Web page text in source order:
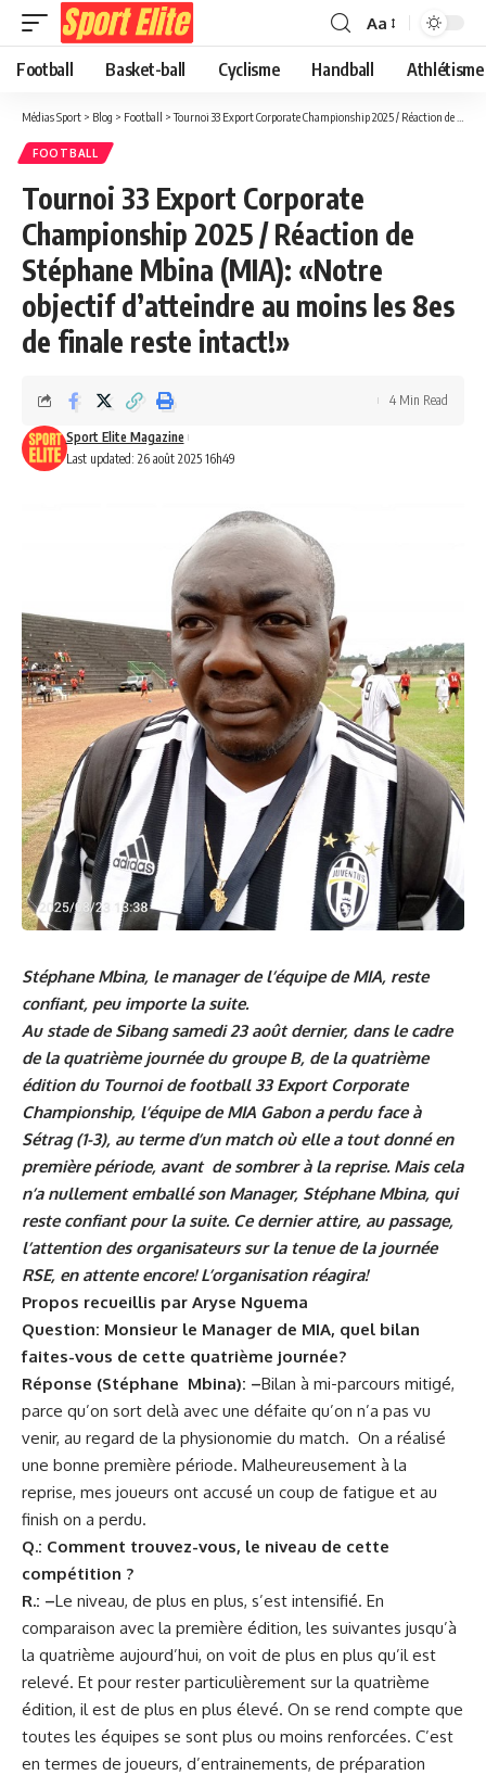
Aa
Football Basket-ball Cyclisme Handball Athlétisme
Médias Sport > Blog > Football >Tournoi 33 Export Corporate Championship 2025 / Réaction de Stéphane Mbina (MIA): «Notre objectif d’atteindre au moins les 8es de finale reste intact!»
FOOTBALL
Tournoi 33 Export Corporate
Championship 2025 / Réaction de
Stéphane Mbina (MIA): «Notre
objectif d’atteindre au moins les 8es
de finale reste intact!»
Last updated: 26 août 2025 16h49
Sport Elite Magazine
4 Min Read
Stéphane Mbina, le manager de l’équipe de MIA, reste
confiant, peu importe la suite.
Au stade de Sibang samedi 23 août dernier, dans le cadre
de la quatrième journée du groupe B, de la quatrième
édition du Tournoi de football 33 Export Corporate
Championship, l’équipe de MIA Gabon a perdu face à
Sétrag (1-3), au terme d’un match où elle a tout donné en
première période, avant de sombrer à la reprise. Mais cela
n’a nullement emballé son Manager, Stéphane Mbina, qui
reste confiant pour la suite. Ce dernier attire, au passage,
l’attention des organisateurs sur la tenue de la journée
RSE, en attente encore! L’organisation réagira!
Propos recueillis par Aryse Nguema
Question: Monsieur le Manager de MIA, quel bilan
faites-vous de cette quatrième journée?
Réponse (Stéphane Mbina): –Bilan à mi-parcours mitigé,
parce qu’on sort delà avec une défaite qu’on n’a pas vu
venir, au regard de la physionomie du match. On a réalisé
une bonne première période. Malheureusement à la
reprise, mes joueurs ont accusé un coup de fatigue et au
finish on a perdu.
Q.: Comment trouvez-vous, le niveau de cette
compétition ?
R.: –Le niveau, de plus en plus, s’est intensifié. En
comparaison avec la première édition, les suivantes jusqu’à
la quatrième aujourd’hui, on voit de plus en plus qu’il est
relevé. Et pour rester particulièrement sur la quatrième
édition, il est de plus en plus élevé. On se rend compte que
toutes les équipes se sont plus ou moins renforcées. C’est
en termes de joueurs, d’entrainements, de préparation